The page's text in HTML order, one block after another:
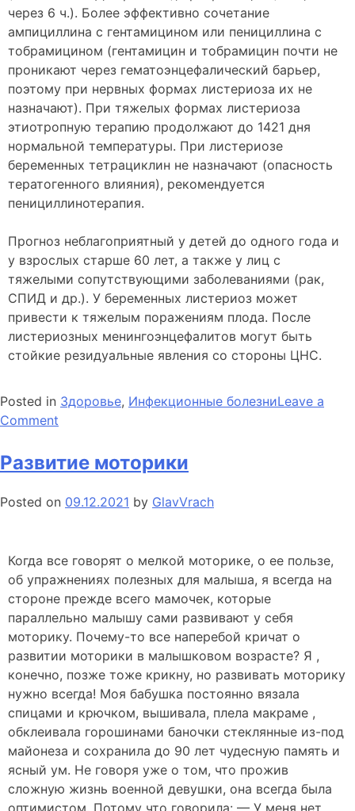
через 6 ч.). Более эффективно сочетание
ампициллина с гентамицином или пенициллина с
тобрамицином (гентамицин и тобрамицин почти не
проникают через гематоэнцефалический барьер,
поэтому при нервных формах листериоза их не
назначают). При тяжелых формах листериоза
этиотропную терапию продолжают до 1421 дня
нормальной температуры. При листериозе
беременных тетрациклин не назначают (опасность
тератогенного влияния), рекомендуется
пенициллинотерапия.
Прогноз неблагоприятный у детей до одного года и
у взрослых старше 60 лет, а также у лиц с
тяжелыми сопутствующими заболеваниями (рак,
СПИД и др.). У беременных листериоз может
привести к тяжелым поражениям плода. После
листериозных менингоэнцефалитов могут быть
стойкие резидуальные явления со стороны ЦНС.
Posted in Здоровье, Инфекционные болезниLeave a
Comment
Развитие моторики
Posted on 09.12.2021 by GlavVrach
Когда все говорят о мелкой моторике, о ее пользе,
об упражнениях полезных для малыша, я всегда на
стороне прежде всего мамочек, которые
параллельно малышу сами развивают у себя
моторику. Почему-то все наперебой кричат о
развитии моторики в малышковом возрасте? Я ,
конечно, позже тоже крикну, но развивать моторику
нужно всегда! Моя бабушка постоянно вязала
спицами и крючком, вышивала, плела макраме ,
обклеивала горошинами баночки стеклянные из-под
майонеза и сохранила до 90 лет чудесную память и
ясный ум. Не говоря уже о том, что прожив
сложную жизнь военной девушки, она всегда была